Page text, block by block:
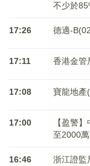
不少於
17:26 德適-
17:11 香港金管
17:08 寶龍地產
17:00
【盈警
至2000
16:46
浙江證監